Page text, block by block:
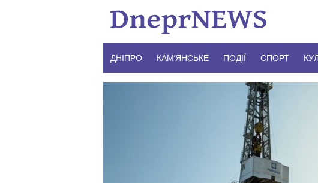
ДНІПРО КАМ’ЯНСЬКЕ ПОДІЇ СПОРТ